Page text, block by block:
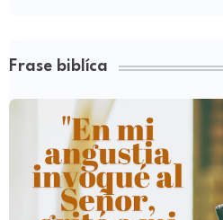
Frase biblíca